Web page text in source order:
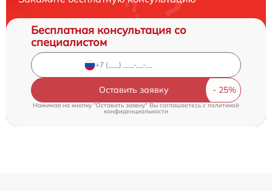
Бесплатная консультация со
специалистом
Оставить заявку
Нажимая на кнопку "Оставить заявку" Вы соглашаетесь cполитикой
конфиденциальности